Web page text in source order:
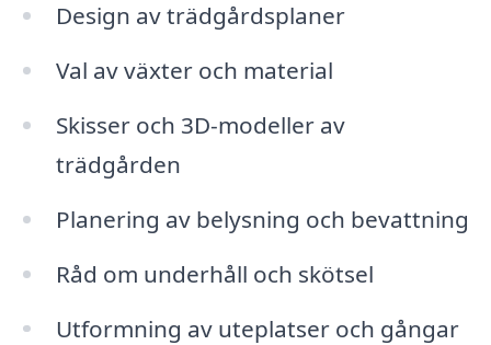
Design av trädgårdsplaner
Val av växter och material
Skisser och 3D-modeller av
trädgården
Planering av belysning och bevattning
Råd om underhåll och skötsel
Utformning av uteplatser och gångar